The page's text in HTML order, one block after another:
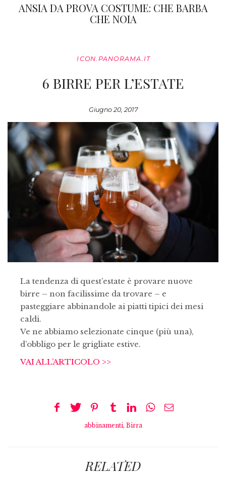
ANSIA DA PROVA COSTUME: CHE BARBA
CHE NOIA
ICON.PANORAMA.IT
6 BIRRE PER L’ESTATE
Giugno 20, 2017
La tendenza di quest’estate è provare nuove
birre – non facilissime da trovare – e
pasteggiare abbinandole ai piatti tipici dei mesi
caldi.
Ve ne abbiamo selezionate cinque (più una),
d’obbligo per le grigliate estive.
VAI ALL’ARTICOLO >>
abbinamenti, Birra
RELATED